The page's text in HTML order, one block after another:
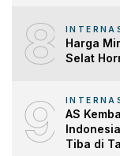
8
Harga
Selat
9
AS
Tiba di